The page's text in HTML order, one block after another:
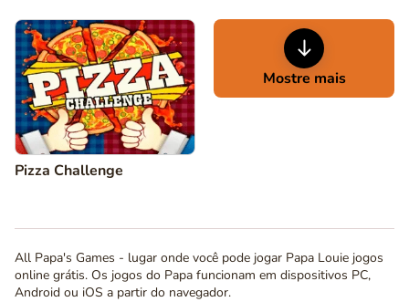
Pizza Challenge
Mostre mais
All Papa's Games - lugar onde você pode jogar Papa Louie jogos
online grátis. Os jogos do Papa funcionam em dispositivos PC,
Android ou iOS a partir do navegador.